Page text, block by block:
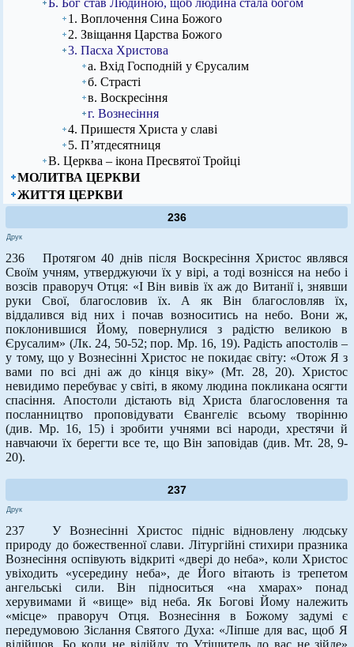
1. Воплочення Сина Божого
2. Звіщання Царства Божого
3. Пасха Христова
а. Вхід Господній у Єрусалим
б. Страсті
в. Воскресіння
г. Вознесіння
4. Пришестя Христа у славі
5. П’ятдесятниця
В. Церква – ікона Пресвятої Тройці
МОЛИТВА ЦЕРКВИ
ЖИТТЯ ЦЕРКВИ
236
Друк
236 Протягом 40 днів після Воскресіння Христос являвся
Своїм учням, утверджуючи їх у вірі, а тоді вознісся на небо і
возсів праворуч Отця: «І Він вивів їх аж до Витанії і, знявши
руки Свої, благословив їх. А як Він благословляв їх,
віддалився від них і почав возноситись на небо. Вони ж,
поклонившися Йому, повернулися з радістю великою в
Єрусалим» (Лк. 24, 50-52; пор. Мр. 16, 19). Радість апостолів –
у тому, що у Вознесінні Христос не покидає світу: «Отож Я з
вами по всі дні аж до кінця віку» (Мт. 28, 20). Христос
невидимо перебуває у світі, в якому людина покликана осягти
спасіння. Апостоли дістають від Христа благословення та
посланництво проповідувати Євангеліє всьому творінню
(див. Мр. 16, 15) і зробити учнями всі народи, хрестячи й
навчаючи їх берегти все те, що Він заповідав (див. Мт. 28, 9-
20).
237
Друк
237 У Вознесінні Христос підніс відновлену людську
природу до божественної слави. Літургійні стихири празника
Вознесіння оспівують відкриті «двері до неба», коли Христос
увіходить «усередину неба», де Його вітають із трепетом
ангельські сили. Він підноситься «на хмарах» понад
херувимами й «вище» від неба. Як Богові Йому належить
«місце» праворуч Отця. Вознесіння в Божому задумі є
передумовою Зіслання Святого Духа: «Ліпше для вас, щоб Я
відійшов. Бо коли не відійду, то Утішитель до вас не зійде»